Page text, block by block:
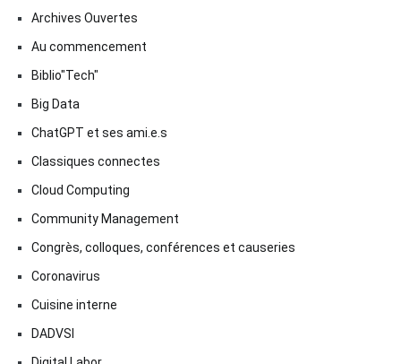
Archives Ouvertes
Au commencement
Biblio"Tech"
Big Data
ChatGPT et ses ami.e.s
Classiques connectes
Cloud Computing
Community Management
Congrès, colloques, conférences et causeries
Coronavirus
Cuisine interne
DADVSI